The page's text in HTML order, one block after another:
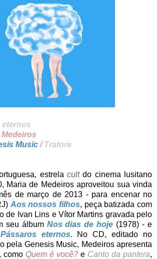
eternos
Music / Tratore
estrela cultdo cinema lusitano
Maria de Medeiros aproveitou sua vinda
de março de 2013 - para encenar no
Aos nossos filhos, peça batizada com
de Ivan Lins e Vítor Martins gravada pelo
seu álbum Nos dias de hoje (1978) - e
Pássaros eternos. No CD, editado no
pela Genesis Music, Medeiros apresenta
como Quem é você? e Canto da pantera,